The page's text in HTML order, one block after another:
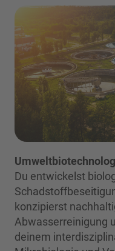
Du entwickelst
konzipierst
Abwasserreinigung
deinem